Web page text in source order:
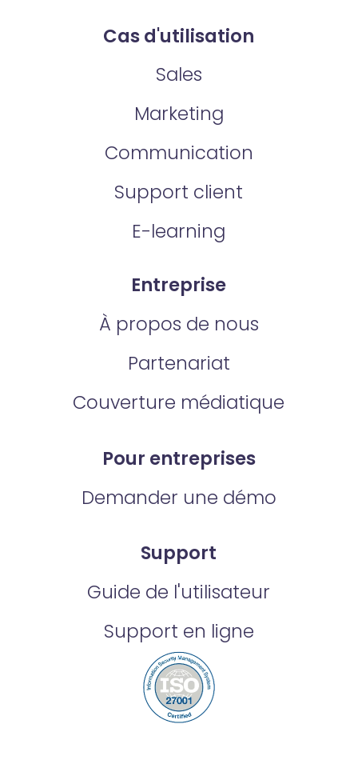
Cas d'utilisation
Sales
Marketing
Communication
Support client
E-learning
Entreprise
À propos de nous
Partenariat
Couverture médiatique
Pour entreprises
Demander une démo
Support
Guide de l'utilisateur
Support en ligne